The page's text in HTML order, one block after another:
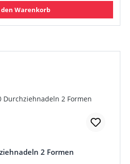
den Warenkorb
2 Formen